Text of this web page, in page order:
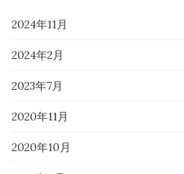
2024年11月
2024年2月
2023年7月
2020年11月
2020年10月